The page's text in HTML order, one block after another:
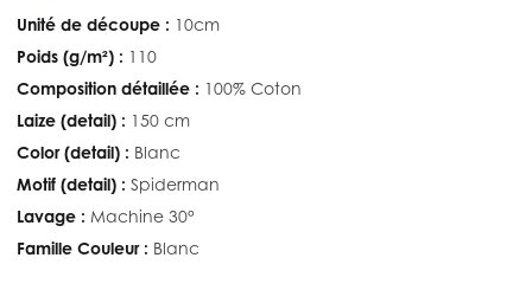
Unité de découpe : 10cm
Poids (g/m²) : 110
Composition détaillée : 100% Coton
Laize (detail) : 150 cm
Color (detail) : Blanc
Motif (detail) : Spiderman
Lavage : Machine 30°
Famille Couleur : Blanc